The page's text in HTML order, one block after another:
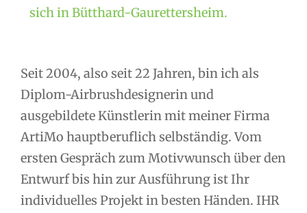
sich in Bütthard-Gaurettersheim.
Seit 2004, also seit 22 Jahren, bin ich als
Diplom-Airbrushdesignerin und
ausgebildete Künstlerin mit meiner Firma
ArtiMo hauptberuflich selbständig. Vom
ersten Gespräch zum Motivwunsch über den
Entwurf bis hin zur Ausführung ist Ihr
individuelles Projekt in besten Händen. IHR